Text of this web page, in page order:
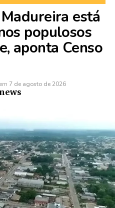
está
populosos
aponta Censo
em 7 de agosto de 2026